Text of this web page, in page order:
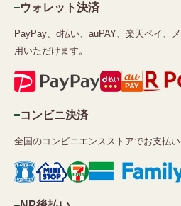
ウォレット決済
PayPay、d払い、auPAY、楽天ペイ、
用いただけます。
コンビニ決済
全国のコンビニエンスストアでお支払い